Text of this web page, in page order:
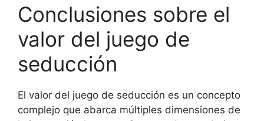
Conclusiones sobre el
valor del juego de
seducción
El valor del juego de seducción es un concepto
complejo que abarca múltiples dimensiones de